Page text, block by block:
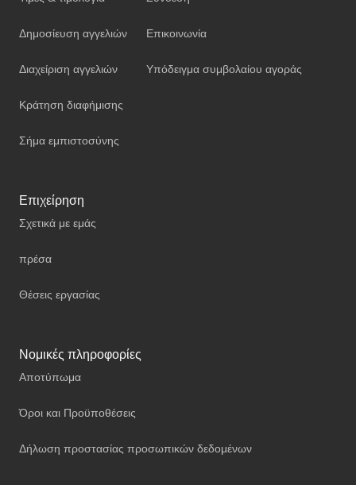
Δημοσίευση αγγελιών
Διαχείριση αγγελιών
Κράτηση διαφήμισης
Σήμα εμπιστοσύνης
Επικοινωνία
Υπόδειγμα συμβολαίου αγοράς
Επιχείρηση
Σχετικά με εμάς
πρέσα
Θέσεις εργασίας
Νομικές πληροφορίες
Αποτύπωμα
Όροι και Προϋποθέσεις
Δήλωση προστασίας προσωπικών δεδομένων